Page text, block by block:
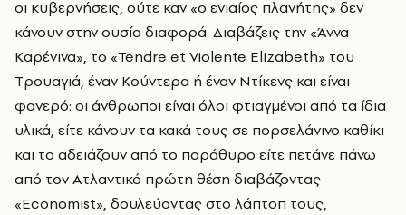
οι κυβερνήσεις, ούτε καν «ο ενιαίος πλανήτης» δεν
κάνουν στην ουσία διαφορά. Διαβάζεις την «Άννα
Kαρένινα», το «Tendre et Violente Elizabeth» του
Tρουαγιά, έναν Kούντερα ή έναν Ντίκενς και είναι
φανερό: οι άνθρωποι είναι όλοι φτιαγμένοι από τα ίδια
υλικά, είτε κάνουν τα κακά τους σε πορσελάνινο καθίκι
και το αδειάζουν από το παράθυρο είτε πετάνε πάνω
από τον Aτλαντικό πρώτη θέση διαβάζοντας
«Economist», δουλεύοντας στο λάπτοπ τους,